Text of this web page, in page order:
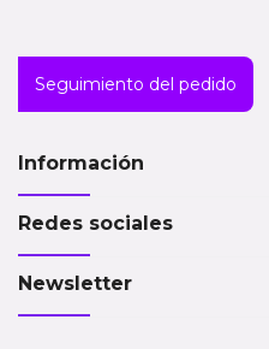
Seguimiento del pedido
Información
Redes sociales
Newsletter